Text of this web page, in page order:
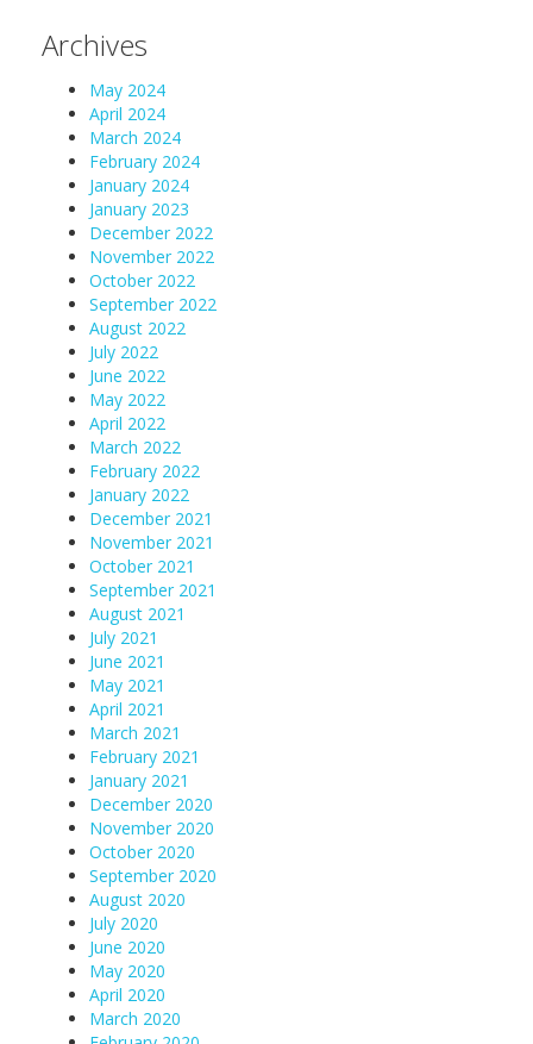
Archives
May 2024
April 2024
March 2024
February 2024
January 2024
January 2023
December 2022
November 2022
October 2022
September 2022
August 2022
July 2022
June 2022
May 2022
April 2022
March 2022
February 2022
January 2022
December 2021
November 2021
October 2021
September 2021
August 2021
July 2021
June 2021
May 2021
April 2021
March 2021
February 2021
January 2021
December 2020
November 2020
October 2020
September 2020
August 2020
July 2020
June 2020
May 2020
April 2020
March 2020